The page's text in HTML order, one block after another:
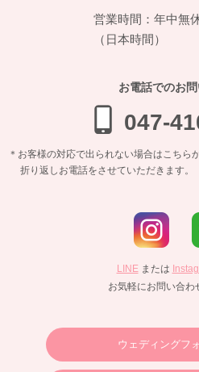
営業時間：年中無
（日本時間）
お電話でのお
047-
＊お客様の対応で出られない場合はこちら
折り返しお電話をさせていただきます。
LINE または
お気軽にお問い合わ
ウェディングフ